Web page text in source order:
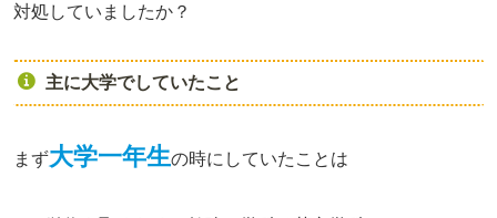
対処していましたか？
主に大学でしていたこと
まず大学一年生の時にしていたことは